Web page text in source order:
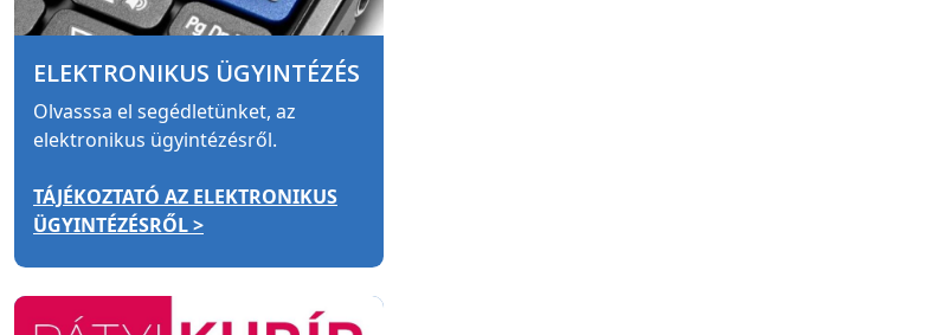
ELEKTRONIKUS ÜGYINTÉZÉS
Olvasssa el segédletünket, az
elektronikus ügyintézésről.
TÁJÉKOZTATÓ AZ ELEKTRONIKUS
ÜGYINTÉZÉSRŐL >